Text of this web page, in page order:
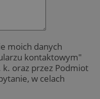
moich danych
kontaktowym"
k. oraz przez Podmiot
w celach